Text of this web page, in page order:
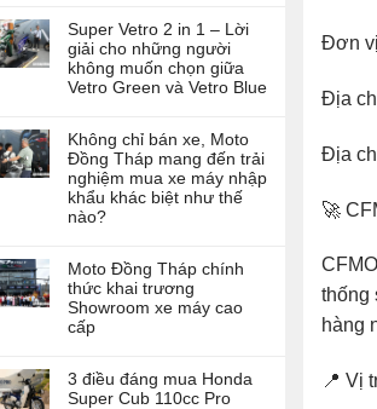
Super Vetro 2 in 1 – Lời
giải cho những người
không muốn chọn giữa
Vetro Green và Vetro Blue
Không chỉ bán xe, Moto
Đồng Tháp mang đến trải
nghiệm mua xe máy nhập
khẩu khác biệt như thế
nào?
Moto Đồng Tháp chính
thức khai trương
Showroom xe máy cao
cấp
3 điều đáng mua Honda
Super Cub 110cc Pro
Đơn
Địa
Địa
🚀
thống
hàng
📍 Vị